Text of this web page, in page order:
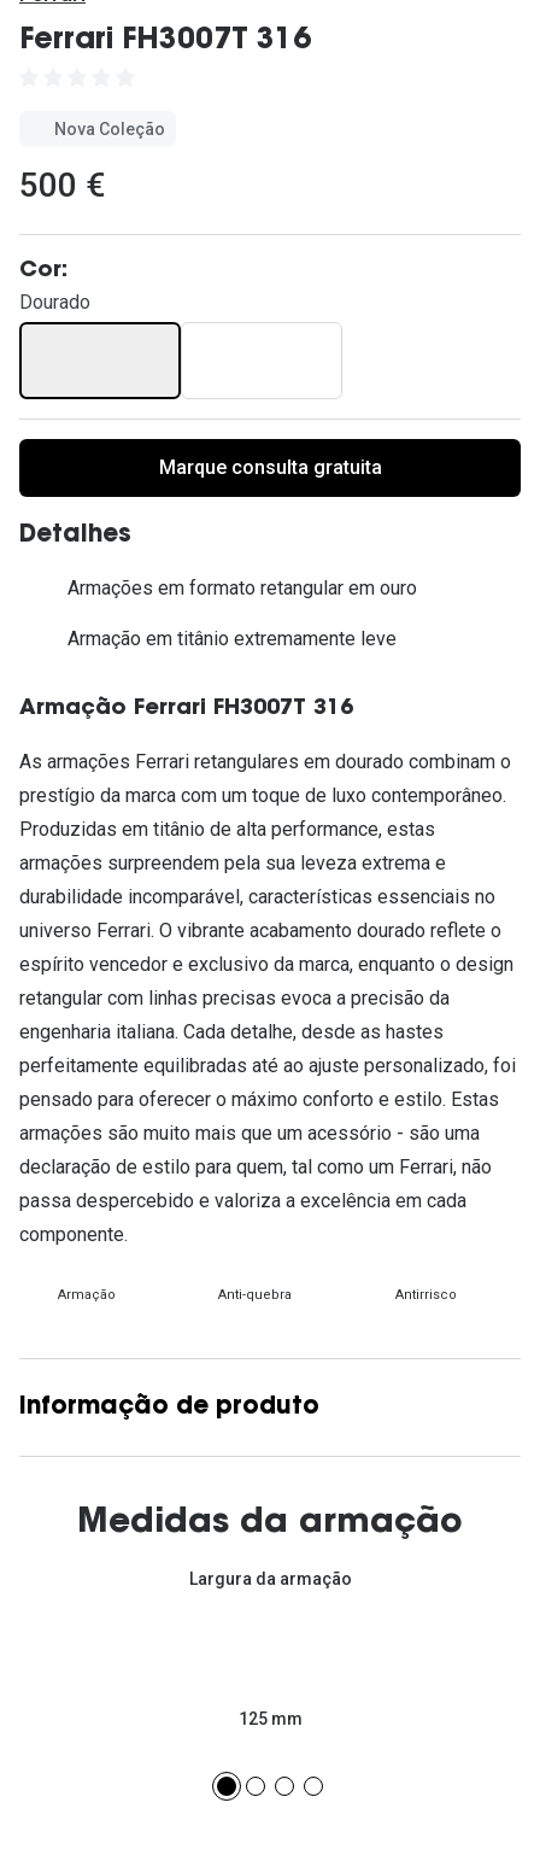
Ferrari FH3007T 316
Nova Coleção
500 €
Cor:
Dourado
Marque consulta gratuita
Detalhes
Armações em formato retangular em ouro
Armação em titânio extremamente leve
Armação Ferrari FH3007T 316
As armações Ferrari retangulares em dourado combinam o
prestígio da marca com um toque de luxo contemporâneo.
Produzidas em titânio de alta performance, estas
armações surpreendem pela sua leveza extrema e
durabilidade incomparável, características essenciais no
universo Ferrari. O vibrante acabamento dourado reflete o
espírito vencedor e exclusivo da marca, enquanto o design
retangular com linhas precisas evoca a precisão da
engenharia italiana. Cada detalhe, desde as hastes
perfeitamente equilibradas até ao ajuste personalizado, foi
pensado para oferecer o máximo conforto e estilo. Estas
armações são muito mais que um acessório - são uma
declaração de estilo para quem, tal como um Ferrari, não
passa despercebido e valoriza a excelência em cada
componente.
Armação Anti-quebra Antirrisco
Informação de produto
Medidas da armação
Largura da armação
125 mm